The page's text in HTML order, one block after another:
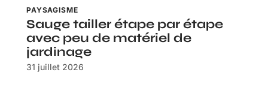
PAYSAGISME
Sauge tailler étape par étape
avec peu de matériel de
jardinage
31 juillet 2026